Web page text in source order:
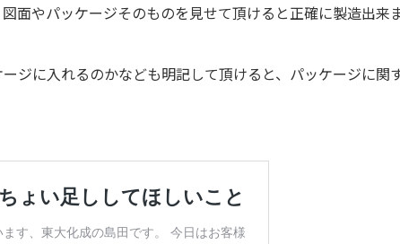
面やパッケージそのものを見せて頂けると正確に製造出来
ジに入れるのかなども明記して頂けると、パッケージに関